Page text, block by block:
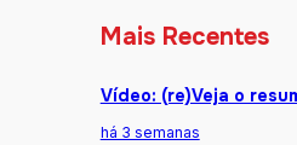
Mais Recentes
Vídeo: (re)Veja o
há 3 semanas